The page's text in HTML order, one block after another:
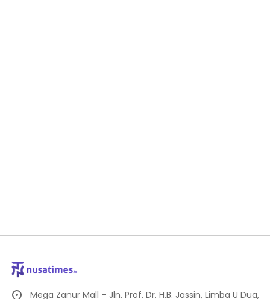
Mega Zanur Mall – Jln. Prof. Dr. H.B. Jassin, Limba U Dua,